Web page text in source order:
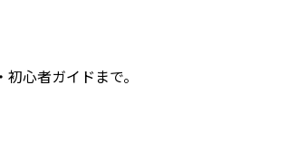
心者ガイドまで。